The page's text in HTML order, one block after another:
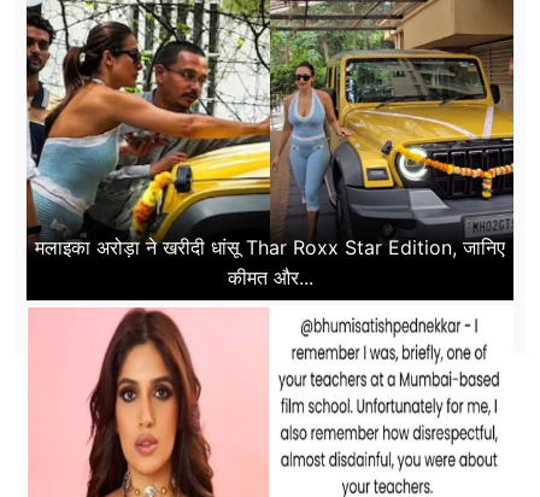
मलाइका अरोड़ा ने खरीदी धांसू Thar Roxx Star Edition, जानिए
कीमत और...